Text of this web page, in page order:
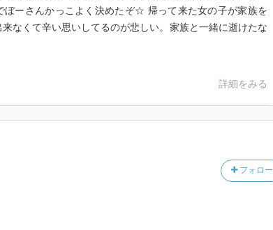
ぼーさんかっこよく決めたぞ☆ 帰って来た女の子が家族を
なくて辛い思いしてるのが悲しい。家族と一緒に逝けたな
詳細をみる
フォロー